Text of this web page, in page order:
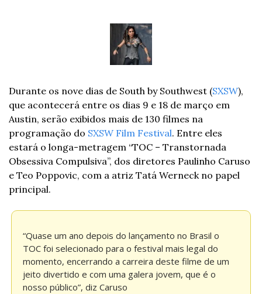
Durante os nove dias de South by Southwest (SXSW),
que acontecerá entre os dias 9 e 18 de março em
Austin, serão exibidos mais de 130 filmes na
programação do SXSW Film Festival. Entre eles
estará o longa-metragem “TOC – Transtornada
Obsessiva Compulsiva”, dos diretores Paulinho Caruso
e Teo Poppovic, com a atriz Tatá Werneck no papel
principal.
“Quase um ano depois do lançamento no Brasil o
TOC foi selecionado para o festival mais legal do
momento, encerrando a carreira deste filme de um
jeito divertido e com uma galera jovem, que é o
nosso público”, diz Caruso